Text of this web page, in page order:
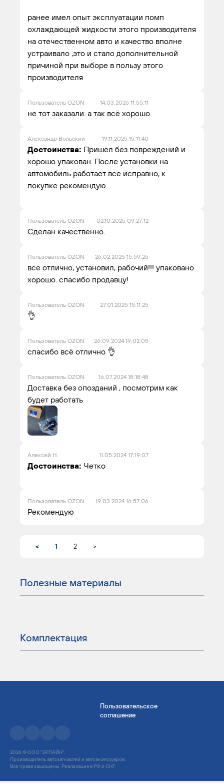
ранее имел опыт эксплуатации помп
охлаждающей жидкости этого производителя
на отечественном авто и качество вполне
устраивало ,это и стало дополнительной
причиной при выборе в пользу этого
производителя
Пользователь OZON 14.03.2026 11:55:11
не тот заказали. а так всё хорошо.
Александр Вольский 19.11.2025 15:11:40
Достоинства: Пришёл без повреждений и
хорошо упакован. После установки на
автомобиль работает все исправно, к
покупке рекомендую
Пользователь OZON 02.10.2025 09:27:12
Сделан качественно.
Пользователь OZON 26.02.2025 15:59:26
все отлично, установил, рабочий!!! упаковано
хорошо. спасибо продавцу!
Пользователь OZON 27.01.2025 15:11:25
👌
Пользователь OZON 26.09.2024 19:02:05
спасибо всё отлично 👌
Пользователь OZON 16.07.2024 18:18:48
Доставка без опозданий , посмотрим как
будет работать
Алексей Н. 11.05.2024 17:19:07
Достоинства: Четко
Пользователь OZON 19.03.2024 16:57:06
Рекомендую
< 1 2 >
Полезные материалы
Комплектация
Пользовательское
соглашение
2026 © ООО "ЭРЛАЙН".
Производитель автозапчастей и автоаксессуаров.
Все права защищены. Реализация в РФ и СНГ.